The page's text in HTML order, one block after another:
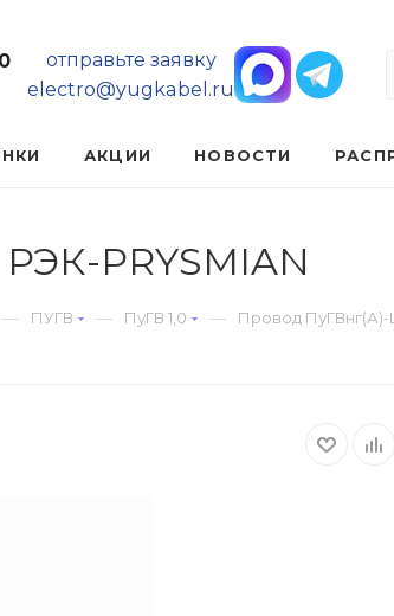
отправьте заявку
electro@yugkabel.ru
АКЦИИ НОВОСТИ
PRYSMIAN
— ПУГВ — ПуГВ 1,0 — Провод ПуГВнг(А)-